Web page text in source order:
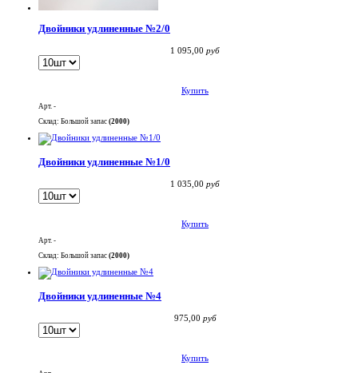
Двойники удлиненные №2/0
1 095,00 руб
Купить
Арт. -
Склад: Большой запас (2000)
Двойники удлиненные №1/0
1 035,00 руб
Купить
Арт. -
Склад: Большой запас (2000)
Двойники удлиненные №4
975,00 руб
Купить